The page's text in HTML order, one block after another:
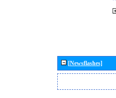
[Newsflashes]